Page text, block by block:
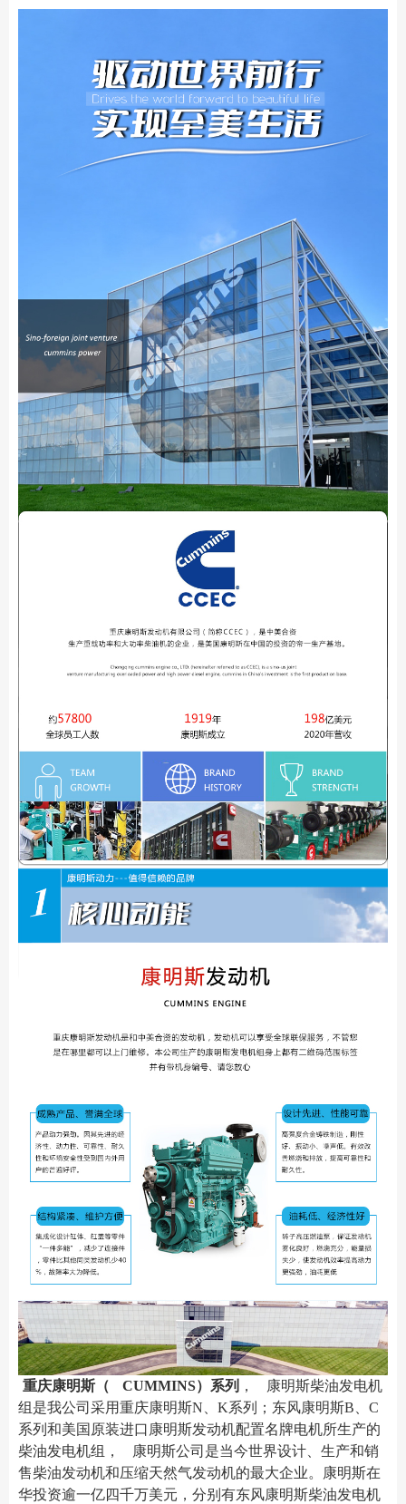
重庆康明斯（ CUMMINS）系列 ， 康明斯柴油发电机
组是我公司采用重庆康明斯N、K系列
；东风康明斯B、C
系列和美国原装进口康明斯发动机配置名牌电机所生产的
柴油发电机组， 康明斯公司是当今世界设计、生产和销
售柴油发动机和压缩天然气发动机的最大企业。康明斯在
华投资逾一亿四千万美元，分别有东风康明斯柴油发电机